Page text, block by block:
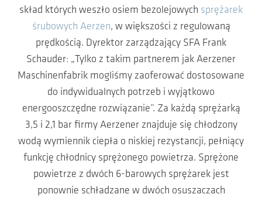
skład których weszło osiem bezolejowych sprężarek
śrubowych Aerzen, w większości z regulowaną
prędkością. Dyrektor zarządzający SFA Frank
Schauder: „Tylko z takim partnerem jak Aerzener
Maschinenfabrik mogliśmy zaoferować dostosowane
do indywidualnych potrzeb i wyjątkowo
energooszczędne rozwiązanie”. Za każdą sprężarką
3,5 i 2,1 bar firmy Aerzener znajduje się chłodzony
wodą wymiennik ciepła o niskiej rezystancji, pełniący
funkcję chłodnicy sprężonego powietrza. Sprężone
powietrze z dwóch 6-barowych sprężarek jest
ponownie schładzane w dwóch osuszaczach